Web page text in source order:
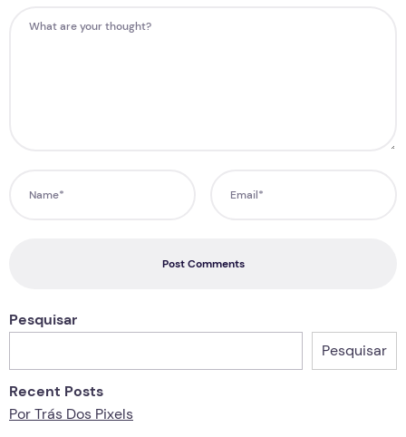
Post Comments
Pesquisar
Pesquisar
Recent Posts
Por Trás Dos Pixels